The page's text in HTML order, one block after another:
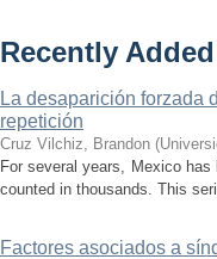
Recently Added
La desaparición forzada
repetición
Cruz Vilchiz, Brandon (
For several years, Mexico
counted in thousands. This
Factores asociados a